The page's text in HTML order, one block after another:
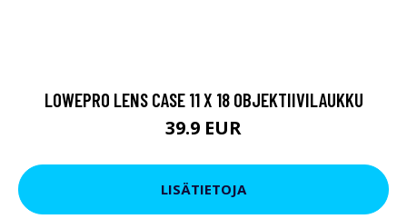
LOWEPRO LENS CASE 11 X 18 OBJEKTIIVILAUKKU
39.9 EUR
LISÄTIETOJA